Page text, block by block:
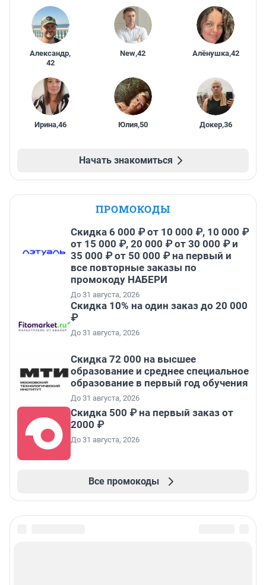
Александр,
42
New,42 Алёнушка,42
Ирина,46 Юлия,50 Докер,36
Начать знакомиться
ПРОМОКОДЫ
Скидка 6 000 ₽ от 10 000 ₽, 10 000 ₽
от 15 000 ₽, 20 000 ₽ от 30 000 ₽ и
35 000 ₽ от 50 000 ₽ на первый и
все повторные заказы по
промокоду НАБЕРИ
До 31 августа, 2026
Скидка 10% на один заказ до 20 000
₽
До 31 августа, 2026
Скидка 72 000 на высшее
образование и среднее специальное
образование в первый год обучения
До 31 августа, 2026
Скидка 500 ₽ на первый заказ от
2000 ₽
До 31 августа, 2026
Все промокоды